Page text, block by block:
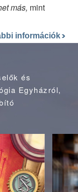
más, mint
információk
és
Egyházról,